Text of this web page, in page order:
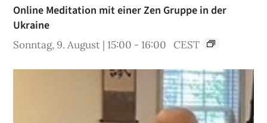
Online Meditation mit einer Zen Gruppe in der
Ukraine
Sonntag, 9. August | 15:00 -16:00 CEST